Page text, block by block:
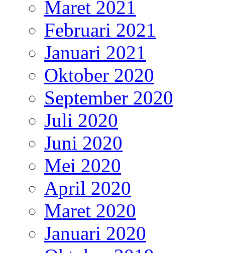
Maret 2021
Februari 2021
Januari 2021
Oktober 2020
September 2020
Juli 2020
Juni 2020
Mei 2020
April 2020
Maret 2020
Januari 2020